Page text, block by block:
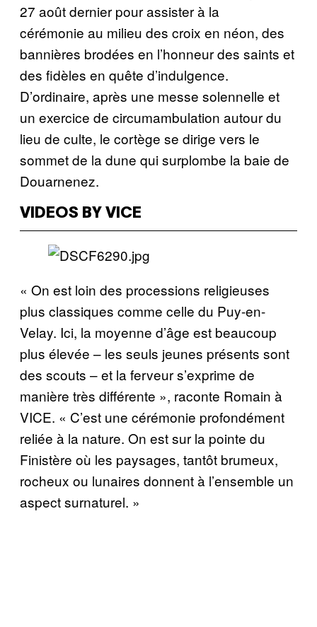
27 août dernier pour assister à la
cérémonie au milieu des croix en néon, des
bannières brodées en l’honneur des saints et
des fidèles en quête d’indulgence.
D’ordinaire, après une messe solennelle et
un exercice de circumambulation autour du
lieu de culte, le cortège se dirige vers le
sommet de la dune qui surplombe la baie de
Douarnenez.
VIDEOS BY VICE
« On est loin des processions religieuses
plus classiques comme celle du Puy-en-
Velay. Ici, la moyenne d’âge est beaucoup
plus élevée – les seuls jeunes présents sont
des scouts – et la ferveur s’exprime de
manière très différente », raconte Romain à
VICE. « C’est une cérémonie profondément
reliée à la nature. On est sur la pointe du
Finistère où les paysages, tantôt brumeux,
rocheux ou lunaires donnent à l’ensemble un
aspect surnaturel. »